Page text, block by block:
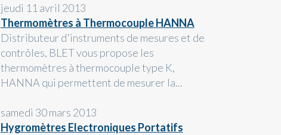
jeudi 11 avril 2013
Thermomètres à Thermocouple HANNA
Distributeur d'instruments de mesures et de
contrôles, BLET vous propose les
thermomètres à thermocouple type K,
HANNA qui permettent de mesurer la...
samedi 30 mars 2013
Hygromètres Electroniques Portatifs